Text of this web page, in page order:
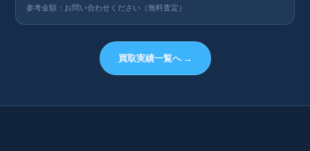
参考金額：お問い合わせください（無料査定）
買取実績一覧へ →